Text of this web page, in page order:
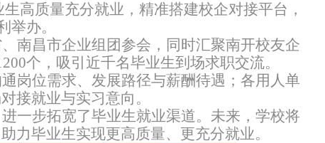
高质量充分就业，精准搭建校企对接平台，
举办。
南昌市企业组团参会，同时汇聚南开校友企
个，吸引近千名毕业生到场求职交流。
岗位需求、发展路径与薪酬待遇；各用人单
接就业与实习意向。
一步拓宽了毕业生就业渠道。未来，学校将
力毕业生实现更高质量、更充分就业。